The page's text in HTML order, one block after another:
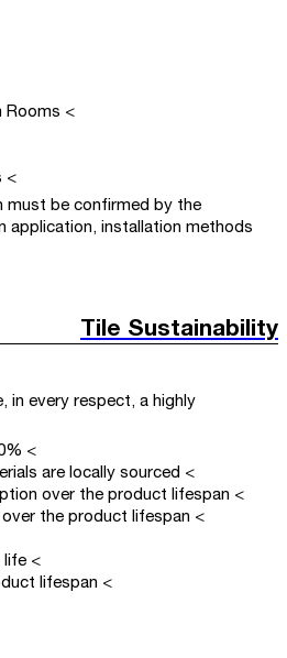
> Shower, Saunas, Steam Rooms
> Pools, Lakes, Fountains
must be confirmed by the
application, installation methods
Tile Sustainability
in every respect, a highly
> 100% natural components
> Majority of the raw materials are locally sourced
> Limited energy consumption over the product lifespan
> Limited CO2 emissions over the product lifespan
> Extremely long product life
> Recyclable over the product lifespan